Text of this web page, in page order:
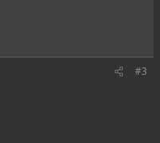
#3